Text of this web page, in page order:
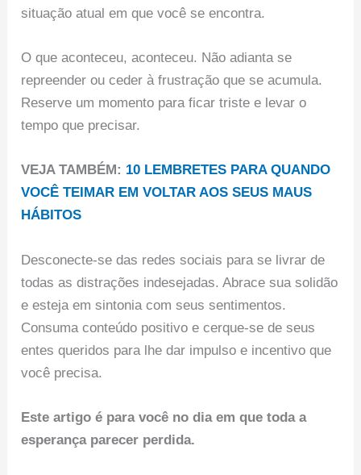
situação atual em que você se encontra.
O que aconteceu, aconteceu. Não adianta se
repreender ou ceder à frustração que se acumula.
Reserve um momento para ficar triste e levar o
tempo que precisar.
VEJA TAMBÉM: 10 LEMBRETES PARA QUANDO
VOCÊ TEIMAR EM VOLTAR AOS SEUS MAUS
HÁBITOS
Desconecte-se das redes sociais para se livrar de
todas as distrações indesejadas. Abrace sua solidão
e esteja em sintonia com seus sentimentos.
Consuma conteúdo positivo e cerque-se de seus
entes queridos para lhe dar impulso e incentivo que
você precisa.
Este artigo é para você no dia em que toda a
esperança parecer perdida.